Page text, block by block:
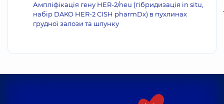
Ампліфікація гену HER-2/neu (гібридизація in situ,
набір DAKO HER-2 CISH pharmDx) в пухлинах
грудної залози та шлунку